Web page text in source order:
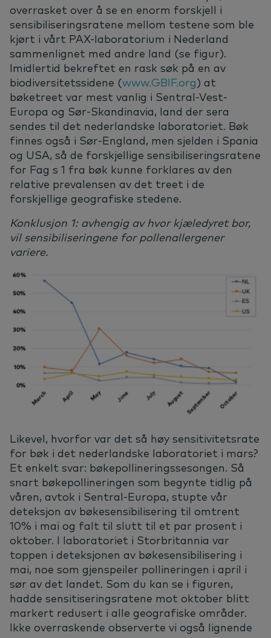
overrasket over å se en enorm forskjell i
sensibiliseringsratene mellom testene som ble
kjørt i vårt PAX-laboratorium i Nederland
sammenlignet med andre land (se figur).
Imidlertid bekreftet en rask søk på en av
biodiversitetssidene (www.GBIF.org) at
bøketreet var mest vanlig i Sentral-Vest-
Europa og Sør-Skandinavia, land der sera
sendes til det nederlandske laboratoriet. Bøk
finnes også i Sør-England, men sjelden i Spania
og USA, så de forskjellige sensibiliseringsratene
for Fag s 1 fra bøk kunne forklares av den
relative prevalensen av det treet i de
forskjellige geografiske stedene.
Konklusjon 1: avhengig av hvor kjæledyret bor,
vil sensibiliseringene for pollenallergener
variere.
Likevel, hvorfor var det så høy sensitivitetsrate
for bøk i det nederlandske laboratoriet i mars?
Et enkelt svar: bøkepollineringssesongen. Så
snart bøkepollineringen som begynte tidlig på
våren, avtok i Sentral-Europa, stupte vår
deteksjon av bøkesensibilisering til omtrent
10% i mai og falt til slutt til et par prosent i
oktober. I laboratoriet i Storbritannia var
toppen i deteksjonen av bøkesensibilisering i
mai, noe som gjenspeiler pollineringen i april i
sør av det landet. Som du kan se i figuren,
hadde sensitiseringsratene mot oktober blitt
markert redusert i alle geografiske områder.
Ikke overraskende observerte vi også lignende